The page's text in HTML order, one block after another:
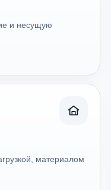
и несущую
материалом